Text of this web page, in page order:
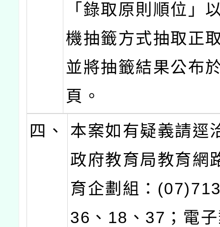
「錄取原則順位」
機抽籤方式抽取正
並將抽籤結果公布
頁。
四、
本案如有疑義請逕
政府教育局教育網
育企劃組：
36、18、37；電